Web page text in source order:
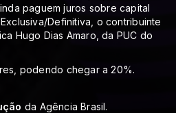
paguem juros sobre capital
Definitiva, o contribuinte
Hugo Dias Amaro, da PUC do
podendo chegar a 20%.
da Agência Brasil.